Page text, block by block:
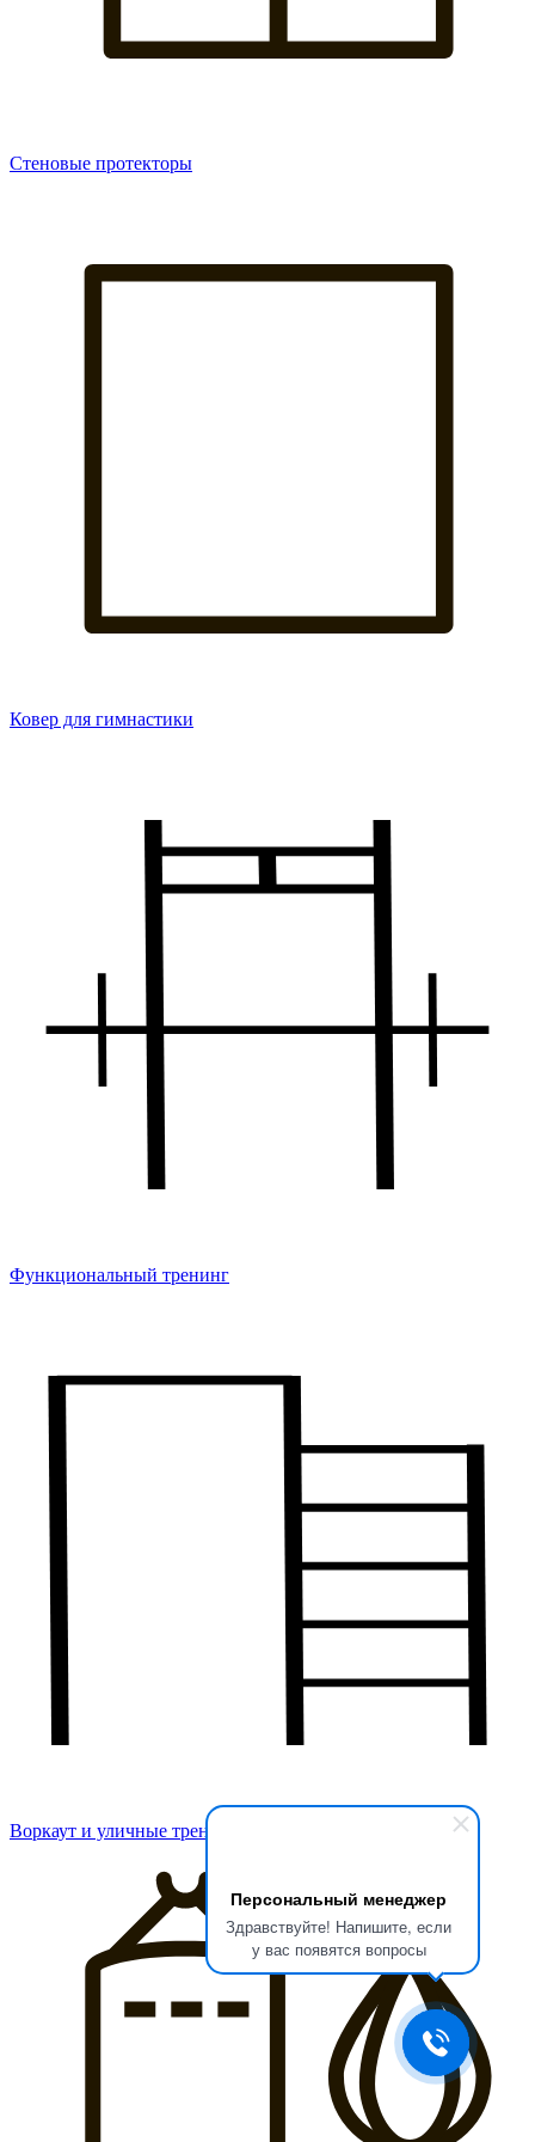
Персональный менеджер
Здравствуйте! Напишите, если
у вас появятся вопросы
Стеновые протекторы
Ковер для гимнастики
Функциональный тренинг
Воркаут и уличные тренажеры